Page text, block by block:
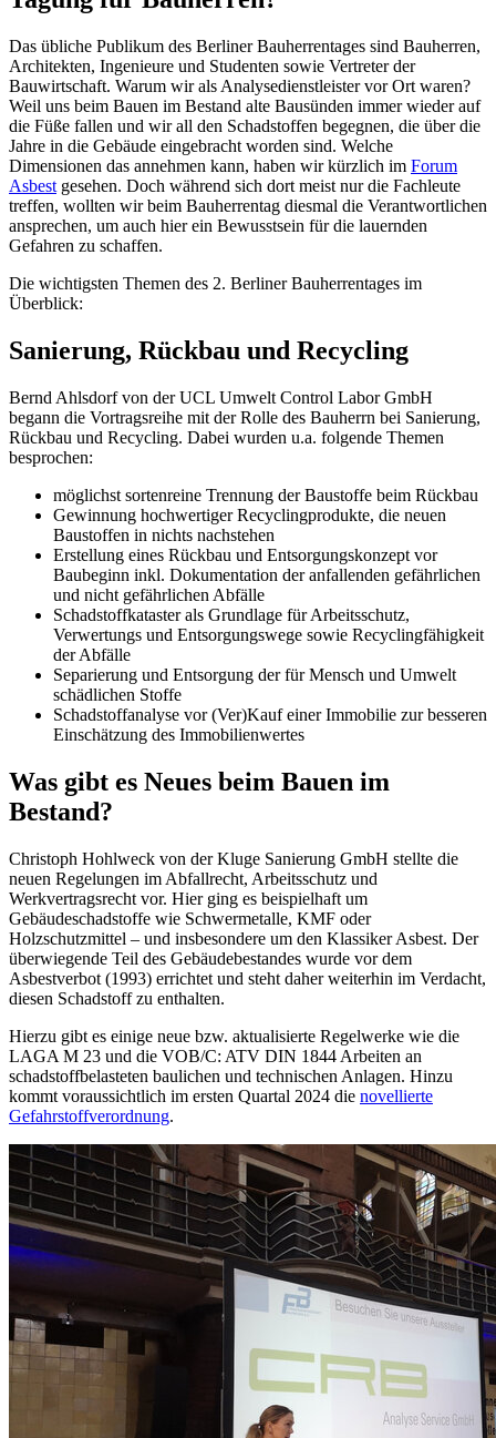
Das übliche Publikum des Berliner Bauherrentages sind Bauherren,
Architekten, Ingenieure und Studenten sowie Vertreter der
Bauwirtschaft. Warum wir als Analysedienstleister vor Ort waren?
Weil uns beim Bauen im Bestand alte Bausünden immer wieder auf
die Füße fallen und wir all den Schadstoffen begegnen, die über die
Jahre in die Gebäude eingebracht worden sind. Welche
Dimensionen das annehmen kann, haben wir kürzlich im Forum
Asbest gesehen. Doch während sich dort meist nur die Fachleute
treffen, wollten wir beim Bauherrentag diesmal die Verantwortlichen
ansprechen, um auch hier ein Bewusstsein für die lauernden
Gefahren zu schaffen.
Die wichtigsten Themen des 2. Berliner Bauherrentages im
Überblick:
Sanierung, Rückbau und Recycling
Bernd Ahlsdorf von der UCL Umwelt Control Labor GmbH
begann die Vortragsreihe mit der Rolle des Bauherrn bei Sanierung,
Rückbau und Recycling. Dabei wurden u.a. folgende Themen
besprochen:
möglichst sortenreine Trennung der Baustoffe beim Rückbau
Gewinnung hochwertiger Recyclingprodukte, die neuen
Baustoffen in nichts nachstehen
Erstellung eines Rückbau und Entsorgungskonzept vor
Baubeginn inkl. Dokumentation der anfallenden gefährlichen
und nicht gefährlichen Abfälle
Schadstoffkataster als Grundlage für Arbeitsschutz,
Verwertungs und Entsorgungswege sowie Recyclingfähigkeit
der Abfälle
Separierung und Entsorgung der für Mensch und Umwelt
schädlichen Stoffe
Schadstoffanalyse vor (Ver)Kauf einer Immobilie zur besseren
Einschätzung des Immobilienwertes
Was gibt es Neues beim Bauen im
Bestand?
Christoph Hohlweck von der Kluge Sanierung GmbH stellte die
neuen Regelungen im Abfallrecht, Arbeitsschutz und
Werkvertragsrecht vor. Hier ging es beispielhaft um
Gebäudeschadstoffe wie Schwermetalle, KMF oder
Holzschutzmittel – und insbesondere um den Klassiker Asbest. Der
überwiegende Teil des Gebäudebestandes wurde vor dem
Asbestverbot (1993) errichtet und steht daher weiterhin im Verdacht,
diesen Schadstoff zu enthalten.
Hierzu gibt es einige neue bzw. aktualisierte Regelwerke wie die
LAGA M 23 und die VOB/C: ATV DIN 1844 Arbeiten an
schadstoffbelasteten baulichen und technischen Anlagen. Hinzu
kommt voraussichtlich im ersten Quartal 2024 die novellierte
Gefahrstoffverordnung.